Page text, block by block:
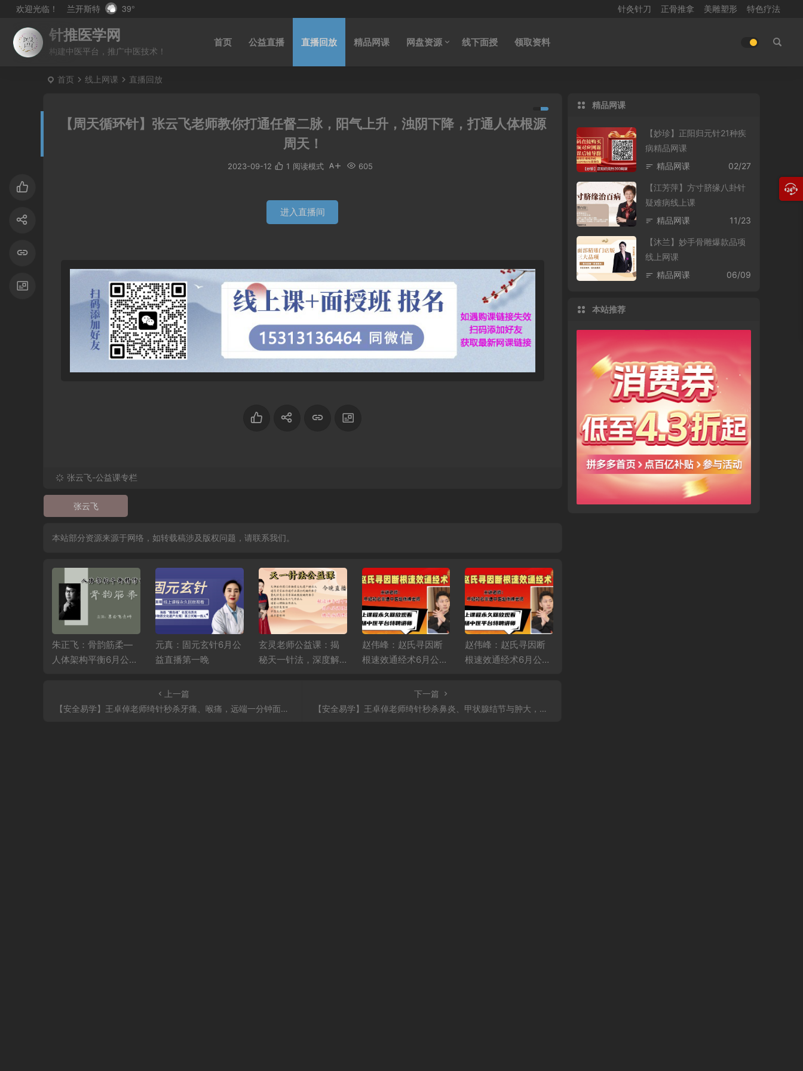
欢迎光临！ 兰开斯特 39° 针灸针刀 正骨推拿 美雕塑形 特色疗法
针推医学网
构建中医平台，推广中医技术！
首页 公益直播 直播回放 精品网课 网盘资源 线下面授 领取资料
首页 线上网课 直播回放
【周天循环针】张云飞老师教你打通任督二脉，阳气上升，浊阴下降，打通人体根源
周天！
2023-09-12 605
1 阅读模式
进入直播间
张云飞-公益课专栏
张云飞
本站部分资源来源于网络，如转载稿涉及版权问题，请联系我们。
元真：固元玄针6月公
益直播第一晚
玄灵老师公益课：揭
秘天一针法，深度解
血压、糖尿病调理秘
籍
赵伟峰：赵氏寻因断
根速效通经术6月公益
赵伟峰：赵氏寻因断
根速效通经术6月公益
朱正飞：骨韵筋柔—
人体架构平衡6月公益
上一篇
【安全易学】王卓倬老师绮针秒杀牙痛、喉痛，远端一分钟面部提升除皱！
下一篇
【安全易学】王卓倬老师绮针秒杀鼻炎、甲状腺结节与肿大，绮手2分钟面部提升！
精品网课
【妙珍】正阳归元针21种疾
病精品网课
02/27
精品网课
【江芳萍】方寸脐缘八卦针
疑难病线上课
11/23
精品网课
【沐兰】妙手骨雕爆款品项
线上网课
06/09
精品网课
本站推荐